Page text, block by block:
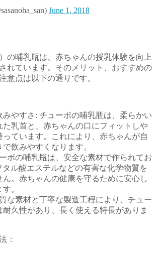
June 1, 2018
の哺乳瓶は、赤ちゃんの授乳体験を向上
れています。そのメリット、おすすめの
意点は以下の通りです。
みやすさ: チューボの哺乳瓶は、柔らかい
た乳首と、赤ちゃんの口にフィットしや
っています。これにより、赤ちゃんが自
飲みやすくなります。
ボの哺乳瓶は、安全な素材で作られてお
タル酸エステルなどの有害な化学物質を
ん。赤ちゃんの健康を守るために安心し
。
な素材と丁寧な製造工程により、チュー
耐久性があり、長く使える特長がありま
：